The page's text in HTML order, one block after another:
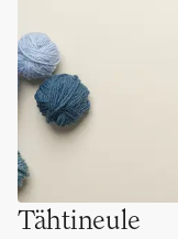
Tähtineule